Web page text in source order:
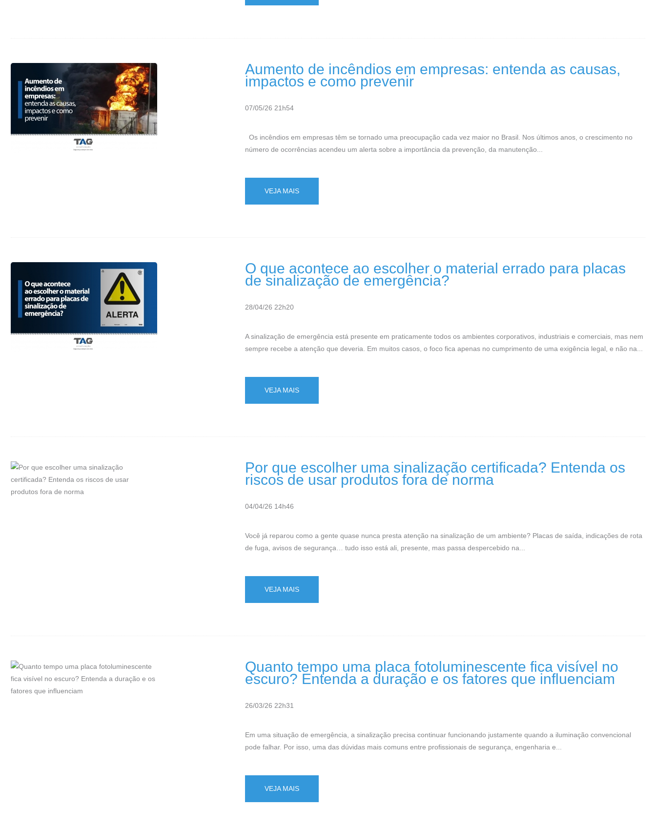
Aumento de incêndios em empresas: entenda as causas,
impactos e como prevenir
07/05/26 21h54
Os incêndios em empresas têm se tornado uma preocupação cada vez maior no Brasil. Nos últimos anos, o crescimento no
número de ocorrências acendeu um alerta sobre a importância da prevenção, da manutenção...
VEJA MAIS
O que acontece ao escolher o material errado para placas
de sinalização de emergência?
28/04/26 22h20
A sinalização de emergência está presente em praticamente todos os ambientes corporativos, industriais e comerciais, mas nem
sempre recebe a atenção que deveria. Em muitos casos, o foco fica apenas no cumprimento de uma exigência legal, e não na...
VEJA MAIS
Por que escolher uma sinalização certificada? Entenda os
riscos de usar produtos fora de norma
04/04/26 14h46
Você já reparou como a gente quase nunca presta atenção na sinalização de um ambiente? Placas de saída, indicações de rota
de fuga, avisos de segurança… tudo isso está ali, presente, mas passa despercebido na...
VEJA MAIS
Quanto tempo uma placa fotoluminescente fica visível no
escuro? Entenda a duração e os fatores que influenciam
26/03/26 22h31
Em uma situação de emergência, a sinalização precisa continuar funcionando justamente quando a iluminação convencional
pode falhar. Por isso, uma das dúvidas mais comuns entre profissionais de segurança, engenharia e...
VEJA MAIS